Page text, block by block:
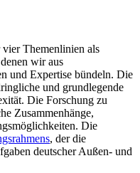
Themenlinien als
wir aus
und Expertise bündeln. Die
und grundlegende
Die Forschung zu
Zusammenhänge,
Die
, der die
deutscher Außen- und